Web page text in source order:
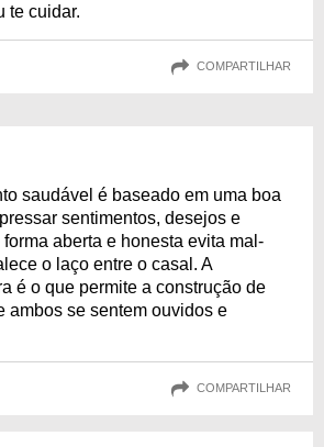
te cuidar.
COMPARTILHAR
saudável é baseado em uma boa
sentimentos, desejos e
aberta e honesta evita mal-
o laço entre o casal. A
é o que permite a construção de
ambos se sentem ouvidos e
COMPARTILHAR